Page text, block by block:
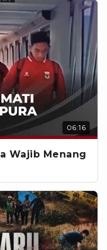
06:16
Wajib Menang